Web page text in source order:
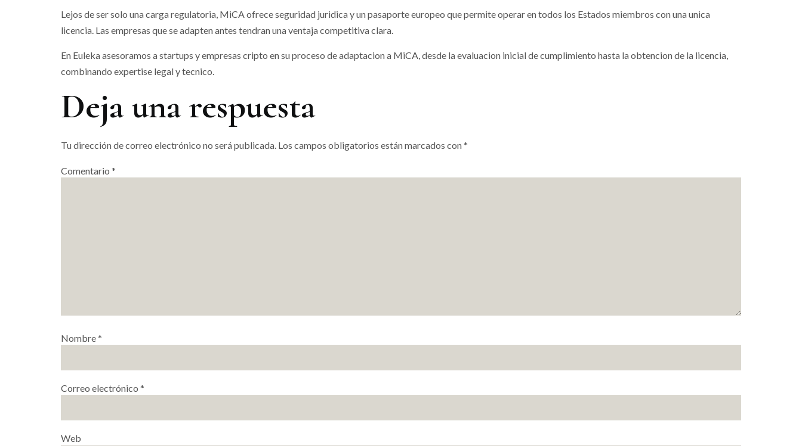
Lejos de ser solo una carga regulatoria, MiCA ofrece seguridad juridica y un pasaporte europeo que permite operar en todos los Estados miembros con una unica
licencia. Las empresas que se adapten antes tendran una ventaja competitiva clara.
En Euleka asesoramos a startups y empresas cripto en su proceso de adaptacion a MiCA, desde la evaluacion inicial de cumplimiento hasta la obtencion de la licencia,
combinando expertise legal y tecnico.
Deja una respuesta
Tu dirección de correo electrónico no será publicada. Los campos obligatorios están marcados con*
Comentario *
Nombre*
Correo electrónico *
Web